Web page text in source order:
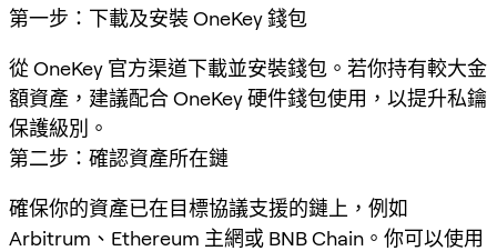
第一步：下載及安裝 OneKey 錢包
從 OneKey 官方渠道下載並安裝錢包。若你持有較大金
額資產，建議配合 OneKey 硬件錢包使用，以提升私鑰
保護級別。
第二步：確認資產所在鏈
確保你的資產已在目標協議支援的鏈上，例如
Arbitrum、Ethereum 主網或 BNB Chain。你可以使用